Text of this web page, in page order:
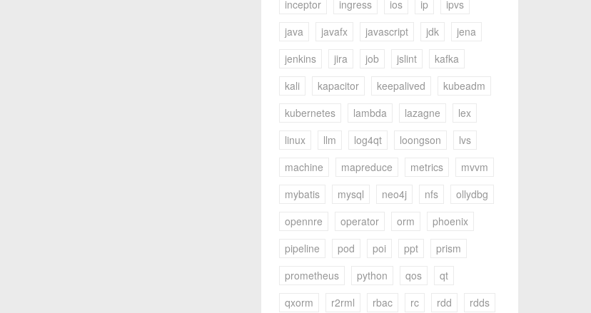
inceptor ingress ios ip
ipvs
java
javafx javascript jdk
jena
jenkins
jira job jslint
kafka
kali
kapacitor keepalived
kubeadm
kubernetes
lambda lazagne
lex
linux
llm log4qt loongson
lvs
machine
mapreduce metrics
mvvm
mybatis
mysql neo4j nfs
ollydbg
opennre
operator orm
phoenix
pipeline
pod poi ppt
prism
prometheus
python qos
qt
qxorm
r2rml rbac rc rdd
rdds